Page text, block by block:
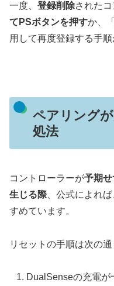
一度、 登録削除されたコ
てPSボタンを押すか、
用して再度登録する手順
ペアリング
処法
コントローラーが予期
生じる際 、公式によれば
すめています。
リセットの手順は次の通
DualSenseの充電が